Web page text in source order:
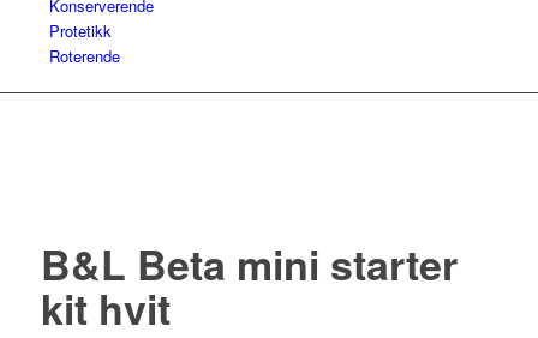
Konserverende
Protetikk
Roterende
B&L Beta mini starter
kit hvit